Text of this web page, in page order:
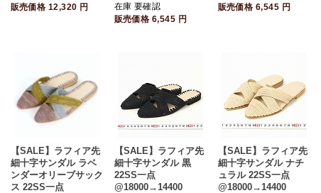
販売価格 12,320 円
在庫 要確認
販売価格 6,545 円
販売価格 6,545 円
【SALE】ラフィア先
細十字サンダル ラベ
ンダーオリーブサック
ス 22SS一点
【SALE】ラフィア先
細十字サンダル 黒
22SS一点
@18000→14400
【SALE】ラフィア先
細十字サンダル ナチ
ュラル 22SS一点
@18000→14400